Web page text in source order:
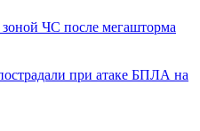
ЧС после мегашторма
при атаке БПЛА на